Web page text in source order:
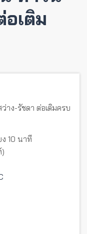
อเติม
าง-รัชดา ต่อเติมครบ
10 นาที